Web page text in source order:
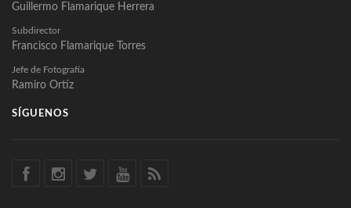
Guillermo Flamarique Herrera
Subdirector
Francisco Flamarique Torres
Jefe de Fotografía
Ramiro Ortíz
SÍGUENOS